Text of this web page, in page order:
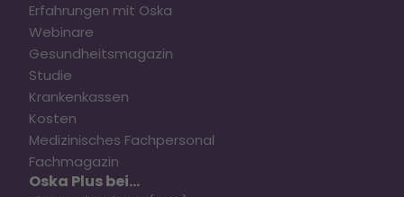
Erfahrungen mit Oska
Webinare
Gesundheitsmagazin
Studie
Krankenkassen
Kosten
Medizinisches Fachpersonal
Fachmagazin
Oska Plus bei...